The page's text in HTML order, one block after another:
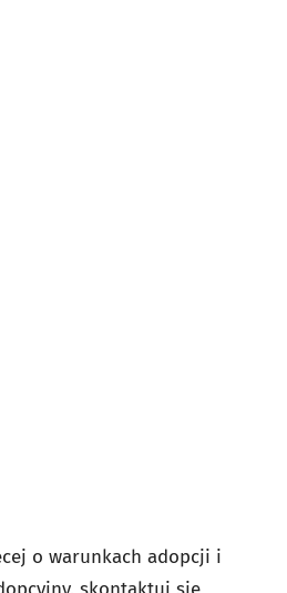
o warunkach adopcji i